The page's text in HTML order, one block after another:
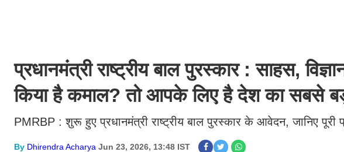
प्रधानमंत्री राष्ट्रीय बाल पुरस्कार : साहस,
किया है कमाल? तो आपके लिए है देश का सबसे
PMRBP : शुरू हुए प्रधानमंत्री राष्ट्रीय बाल पुरस्कार के आवेदन, जानिए पूरी
By Dhirendra Acharya Jun 23, 2026, 13:48 IST